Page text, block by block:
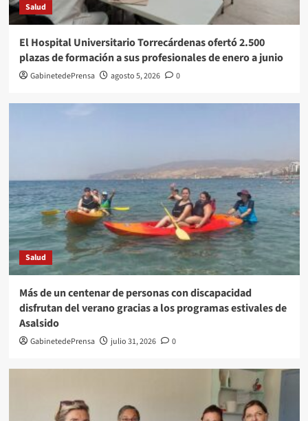
Salud
El Hospital Universitario Torrecárdenas ofertó 2.500
plazas de formación a sus profesionales de enero a junio
GabinetedePrensa agosto 5, 2026 0
Salud
Más de un centenar de personas con discapacidad
disfrutan del verano gracias a los programas estivales de
Asalsido
GabinetedePrensa julio 31, 2026 0